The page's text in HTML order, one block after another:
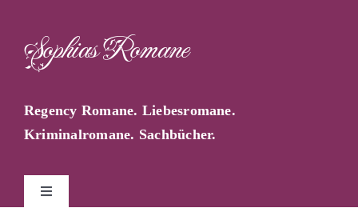
springenSophias Romane
Regency Romane. Liebesromane.
Kriminalromane. Sachbücher.
Toggle